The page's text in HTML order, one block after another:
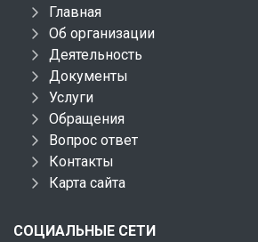
Главная
Об организации
Деятельность
Документы
Услуги
Обращения
Вопрос ответ
Контакты
Карта сайта
СОЦИАЛЬНЫЕ СЕТИ